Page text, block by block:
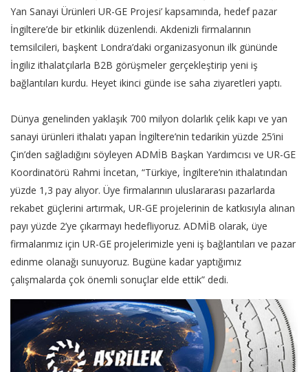
Yan Sanayi Ürünleri UR-GE Projesi’ kapsamında, hedef pazar
İngiltere’de bir etkinlik düzenlendi. Akdenizli firmalarının
temsilcileri, başkent Londra’daki organizasyonun ilk gününde
İngiliz ithalatçılarla B2B görüşmeler gerçekleştirip yeni iş
bağlantıları kurdu. Heyet ikinci günde ise saha ziyaretleri yaptı.
Dünya genelinden yaklaşık 700 milyon dolarlık çelik kapı ve yan
sanayi ürünleri ithalatı yapan İngiltere’nin tedarikin yüzde 25’ini
Çin’den sağladığını söyleyen ADMİB Başkan Yardımcısı ve UR-GE
Koordinatörü Rahmi İncetan, “Türkiye, İngiltere’nin ithalatından
yüzde 1,3 pay alıyor. Üye firmalarının uluslararası pazarlarda
rekabet güçlerini artırmak, UR-GE projelerinin de katkısıyla alınan
payı yüzde 2’ye çıkarmayı hedefliyoruz. ADMİB olarak, üye
firmalarımız için UR-GE projelerimizle yeni iş bağlantıları ve pazar
edinme olanağı sunuyoruz. Bugüne kadar yaptığımız
çalışmalarda çok önemli sonuçlar elde ettik” dedi.